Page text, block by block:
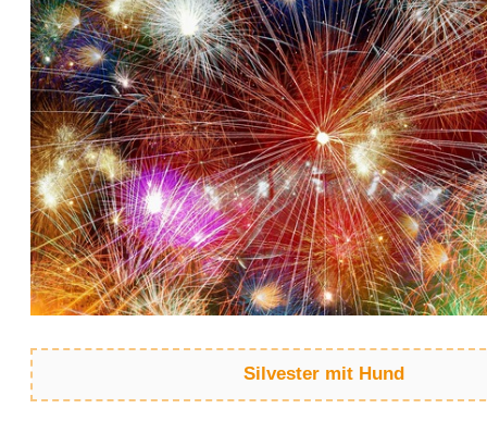
Silvester mit Hund